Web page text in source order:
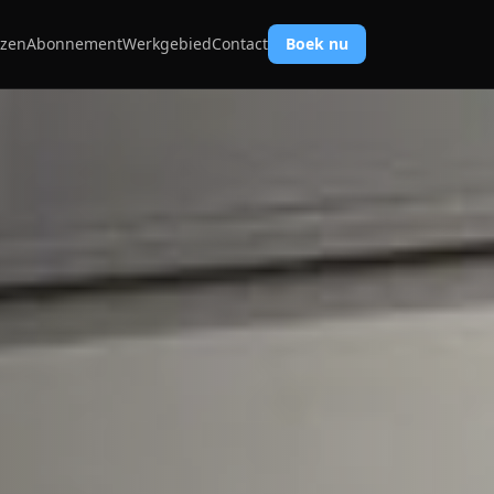
AbonnementWerkgebiedContact Boek nu